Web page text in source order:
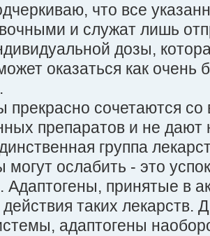
что все
и служат лишь
дозы,
оказаться как очень
прекрасно сочетаются
препаратов и не дают
группа
могут ослабить - это
Адаптогены, принятые в
таких лекарств.
адаптогены